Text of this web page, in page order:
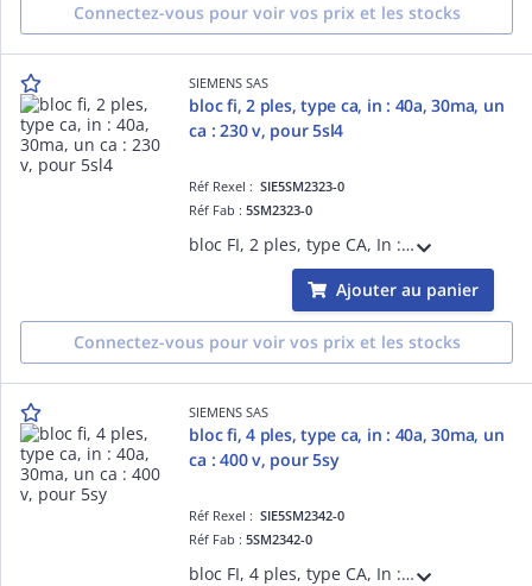
Connectez-vous pour voir vos prix et les stocks
SIEMENS SAS
bloc fi, 2 ples, type ca, in : 40a, 30ma, un
ca : 230 v, pour 5sl4
Réf Rexel :SIE5SM2323-0
Réf Fab :5SM2323-0
bloc FI, 2 ples, type CA, In : 40A, 30mA, Un CA : 230 V, pour 5SL4
Ajouter au panier
Connectez-vous pour voir vos prix et les stocks
SIEMENS SAS
bloc fi, 4 ples, type ca, in : 40a, 30ma, un
ca : 400 v, pour 5sy
Réf Rexel :SIE5SM2342-0
Réf Fab :5SM2342-0
bloc FI, 4 ples, type CA, In : 40A, 30mA, Un CA : 400 V, pour 5SY